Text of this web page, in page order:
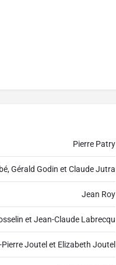
Pierre Patry
Gérald Godin et Claude Jutra
Jean Roy
et Jean-Claude Labrecqu
Joutel et Elizabeth Joutel